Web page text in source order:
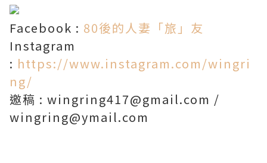
Facebook : 80後的人妻「旅」友
Instagram
: https://www.instagram.com/wingri
ng/
邀稿 : wingring417@gmail.com /
wingring@ymail.com